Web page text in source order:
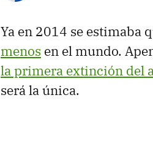
Ya en 2014 se estimaba
menos en el mundo.
la primera extinción del
será la única.